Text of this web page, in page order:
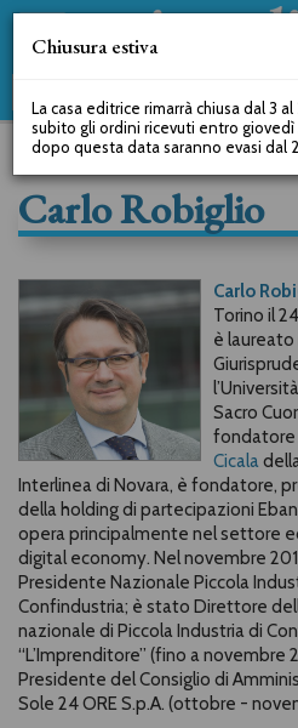
Carlo Robiglio
Carlo
Torino il
è laureato
Sacro
fondatore
Cicala
Interlinea di Novara, è fondatore,
della holding di partecipazioni
opera principalmente nel settore
digital economy. Nel novembre
Presidente Nazionale Piccola
Confindustria; è stato Direttore
nazionale di Piccola Industria di
“L’Imprenditore” (fino a novembre
Presidente del Consiglio di
Sole 24 ORE S.p.A. (ottobre -
Chiusura estiva
La casa editrice rimarrà chiusa dal 3
subito gli ordini ricevuti entro
dopo questa data saranno evasi dal